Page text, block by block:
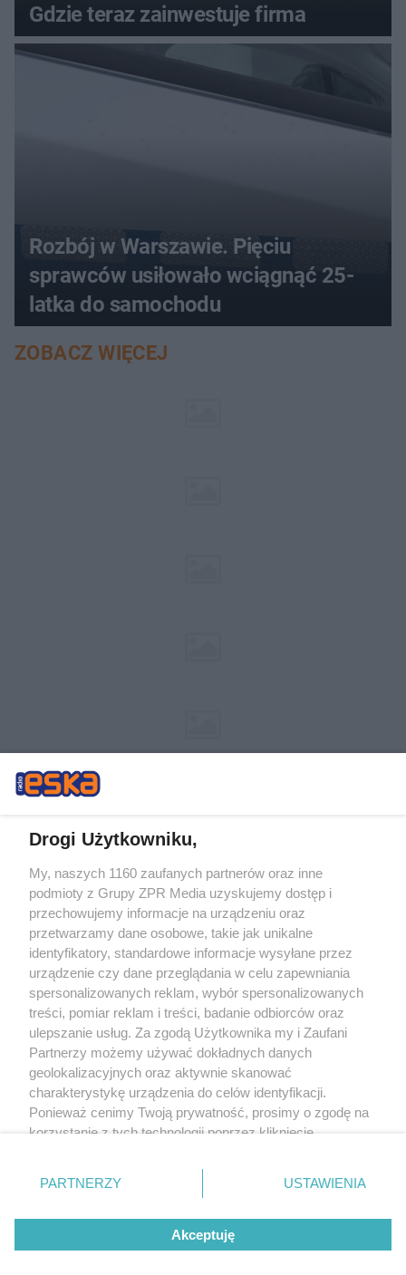
Gdzie teraz zainwestuje firma
Rozbój w Warszawie. Pięciu
sprawców usiłowało wciągnąć 25-
latka do samochodu
ZOBACZ WIĘCEJ
Żaden utwór zamieszczony w serwisie nie może być powielany i
rozpowszechniany lub dalej rozpowszechniany w jakikolwiek sposób (w
tym także elektroniczny lub mechaniczny) na jakimkolwiek polu
eksploatacji w jakiejkolwiek formie, włącznie z umieszczaniem w Internecie
bez pisemnej zgody właściciela praw. Jakiekolwiek użycie lub
wykorzystanie utworów w całości lub w części z naruszeniem prawa, tzn.
bez właściwej zgody, jest zabronione pod groźbą kary i może być ścigane
prawnie.
O nas
Drogi Użytkowniku,
My, naszych 1160 zaufanych partnerów oraz inne
podmioty z Grupy ZPR Media uzyskujemy dostęp i
przechowujemy informacje na urządzeniu oraz
przetwarzamy dane osobowe, takie jak unikalne
identyfikatory, standardowe informacje wysyłane przez
urządzenie czy dane przeglądania w celu zapewniania
spersonalizowanych reklam, wybór spersonalizowanych
treści, pomiar reklam i treści, badanie odbiorców oraz
ulepszanie usług. Za zgodą Użytkownika my i Zaufani
Partnerzy możemy używać dokładnych danych
geolokalizacyjnych oraz aktywnie skanować
charakterystykę urządzenia do celów identyfikacji.
Ponieważ cenimy Twoją prywatność, prosimy o zgodę na
korzystanie z tych technologii poprzez kliknięcie
zmienić/wycofać klikając przycisk ustawień prywatności
znajdujący się w lewym dolnym rogu strony
rodzaje przetwarzania danych nie wymagają zgody
użytkownika, ale masz prawo sprzeciwić się takiemu
przetwarzaniu. Preferencje będą miały zastosowanie tylko
PARTNERZY USTAWIENIA
Akceptuję